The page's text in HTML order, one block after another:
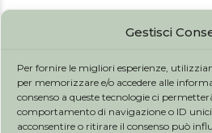
Gestisci
Per fornire le migliori esperienze,
per memorizzare e/o accedere alle
consenso a queste tecnologie ci
comportamento di navigazione o ID unici
acconsentire o ritirare il consenso può
L'influenza aviaria ad
31 GENNAIO 2026
Trattamento
GLP-1